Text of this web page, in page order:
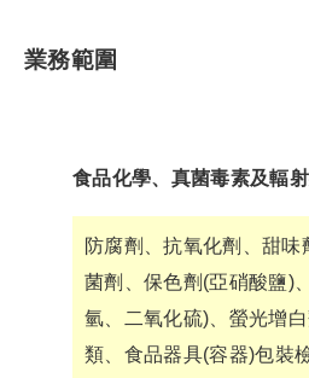
業務範圍
食品化學、真菌毒素及輻
防腐劑、抗氧化劑、甜味
菌劑、保色劑(亞硝酸鹽)
氫、二氧化硫)、螢光增
類、食品器具(容器)包裝